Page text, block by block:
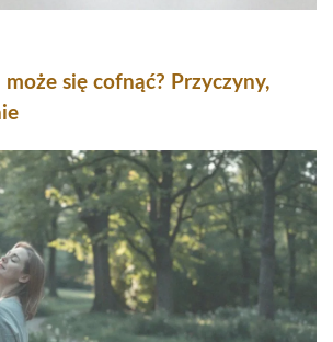
może się cofnąć? Przyczyny,